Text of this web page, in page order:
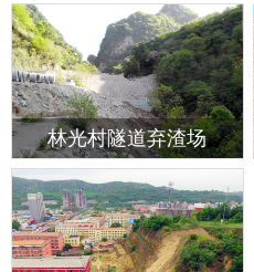
境治理示范工程，三标段
勘察设计
林光村隧道弃渣场